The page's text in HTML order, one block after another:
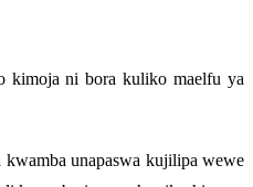
kimoja ni bora kuliko maelfu ya
unapaswa kujilipa wewe